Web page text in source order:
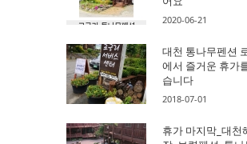
2020-06-21
대천 통나무펜션
에서 즐거운 휴가
습니다
2018-07-01
휴가 마지막_대천